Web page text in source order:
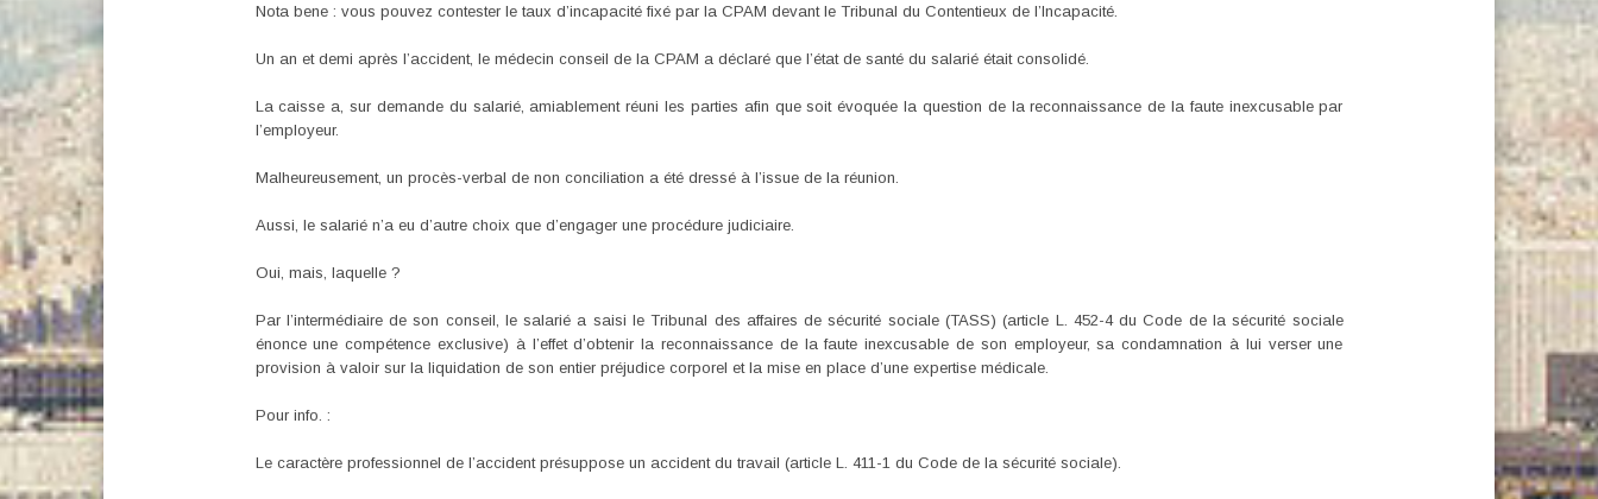
Nota bene : vous pouvez contester le taux d’incapacité fixé par la CPAM devant le Tribunal du Contentieux de l’Incapacité.
Un an et demi après l’accident, le médecin conseil de la CPAM a déclaré que l’état de santé du salarié était consolidé.
La caisse a, sur demande du salarié, amiablement réuni les parties afin que soit évoquée la question de la reconnaissance de la faute inexcusable par
l’employeur.
Malheureusement, un procès-verbal de non conciliation a été dressé à l’issue de la réunion.
Aussi, le salarié n’a eu d’autre choix que d’engager une procédure judiciaire.
Oui, mais, laquelle ?
Par l’intermédiaire de son conseil, le salarié a saisi le Tribunal des affaires de sécurité sociale (TASS) (article L. 452-4 du Code de la sécurité sociale
énonce une compétence exclusive) à l’effet d’obtenir la reconnaissance de la faute inexcusable de son employeur, sa condamnation à lui verser une
provision à valoir sur la liquidation de son entier préjudice corporel et la mise en place d’une expertise médicale.
Pour info. :
Le caractère professionnel de l’accident présuppose un accident du travail (article L. 411-1 du Code de la sécurité sociale).